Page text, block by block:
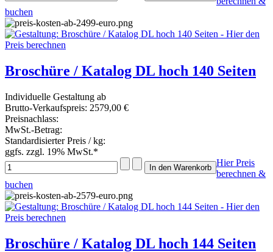
buchen
Broschüre / Katalog DL hoch 140 Seiten
Individuelle Gestaltung ab
Brutto-Verkaufspreis: 2579,00 €
Preisnachlass:
MwSt.-Betrag:
Standardisierter Preis / kg:
ggfs. zzgl. 19% MwSt.*
Hier Preis
berechnen &
buchen
Broschüre / Katalog DL hoch 144 Seiten